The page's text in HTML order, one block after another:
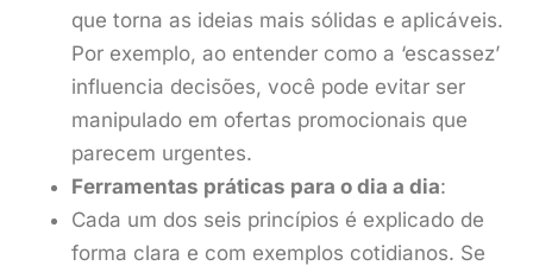
que torna as ideias mais sólidas e aplicáveis.
Por exemplo, ao entender como a ‘escassez’
influencia decisões, você pode evitar ser
manipulado em ofertas promocionais que
parecem urgentes.
Ferramentas práticas para o dia a dia:
Cada um dos seis princípios é explicado de
forma clara e com exemplos cotidianos. Se